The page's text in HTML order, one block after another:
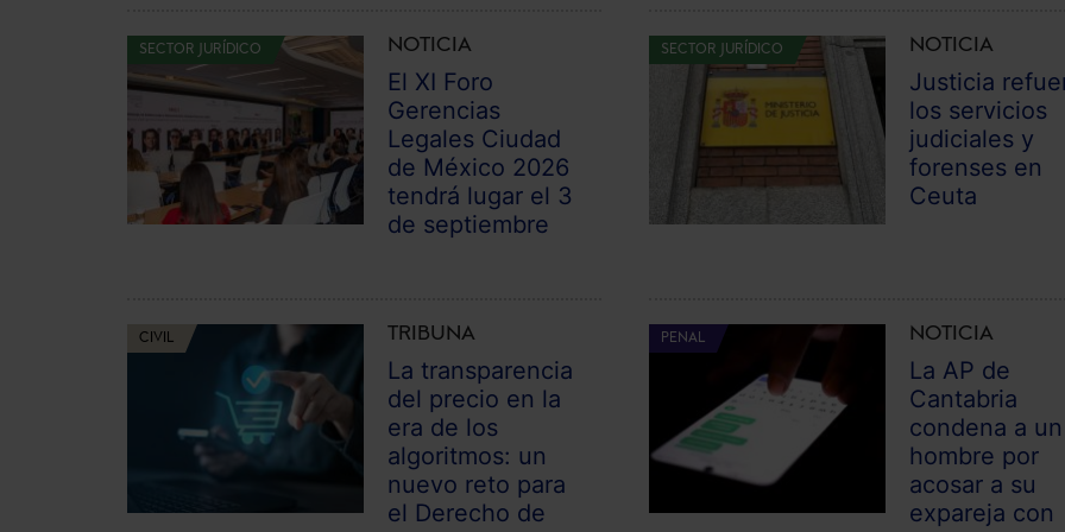
SECTOR JURÍDICO NOTICIA
El XI Foro
Gerencias
Legales Ciudad
de México 2026
tendrá lugar el 3
de septiembre
SECTOR JURÍDICO NOTICIA
Justicia
los servicios
judiciales y
forenses en
Ceuta
CIVIL TRIBUNA
La transparencia
del precio en la
era de los
algoritmos: un
nuevo reto para
el Derecho de
PENAL NOTICIA
La AP de
Cantabria
condena a un
hombre por
acosar a su
expareja con